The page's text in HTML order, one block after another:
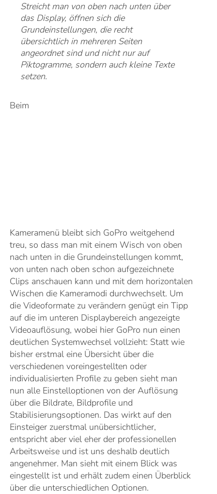
Streicht man von oben nach unten über
das Display, öffnen sich die
Grundeinstellungen, die recht
übersichtlich in mehreren Seiten
angeordnet sind und nicht nur auf
Piktogramme, sondern auch kleine Texte
setzen.
Beim
Kameramenü bleibt sich GoPro weitgehend
treu, so dass man mit einem Wisch von oben
nach unten in die Grundeinstellungen kommt,
von unten nach oben schon aufgezeichnete
Clips anschauen kann und mit dem horizontalen
Wischen die Kameramodi durchwechselt. Um
die Videoformate zu verändern genügt ein Tipp
auf die im unteren Displaybereich angezeigte
Videoauflösung, wobei hier GoPro nun einen
deutlichen Systemwechsel vollzieht: Statt wie
bisher erstmal eine Übersicht über die
verschiedenen voreingestellten oder
individualisierten Profile zu geben sieht man
nun alle Einstelloptionen von der Auflösung
über die Bildrate, Bildprofile und
Stabilisierungsoptionen. Das wirkt auf den
Einsteiger zuerstmal unübersichtlicher,
entspricht aber viel eher der professionellen
Arbeitsweise und ist uns deshalb deutlich
angenehmer. Man sieht mit einem Blick was
eingestellt ist und erhält zudem einen Überblick
über die unterschiedlichen Optionen.